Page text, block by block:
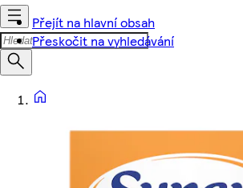
Přejít na hlavní obsah
Přeskočit na vyhledávání